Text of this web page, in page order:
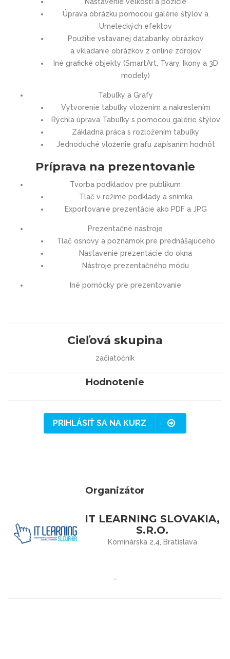
Úprava obrázku pomocou galérie štýlov a
Umeleckých efektov
Použitie vstavanej databanky obrázkov
a vkladanie obrázkov z online zdrojov
Iné grafické objekty (SmartArt, Tvary, Ikony a 3D
modely)
Tabuľky a Grafy
Vytvorenie tabuľky vložením a nakreslením
Rýchla úprava Tabuľky s pomocou galérie štýlov
Základná práca s rozložením tabuľky
Jednoduché vloženie grafu zapísaním hodnôt
Príprava na prezentovanie
Tvorba podkladov pre publikum
Tlač v režime podklady a snímka
Exportovanie prezentácie ako PDF a JPG
Prezentačné nástroje
Tlač osnovy a poznámok pre prednášajúceho
Nastavenie prezentácie do okna
Nástroje prezentačného módu
Iné pomôcky pre prezentovanie
Cieľová skupina
začiatočník
Hodnotenie
PRIHLÁSIŤ SA NA KURZ
Organizátor
IT LEARNING SLOVAKIA,
S.R.O.
Kominárska 2,4, Bratislava